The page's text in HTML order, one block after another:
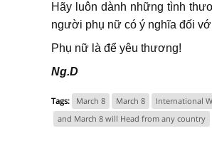
Hãy luôn dành những tình
người phụ nữ có ý nghĩa đối
Phụ nữ là để yêu thương!
Ng.D
Tags: March 8 March 8 International
and March 8 will Head from any country